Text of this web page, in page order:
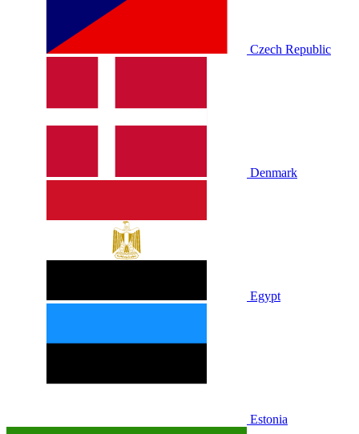
Czech Republic
Denmark
Egypt
Estonia